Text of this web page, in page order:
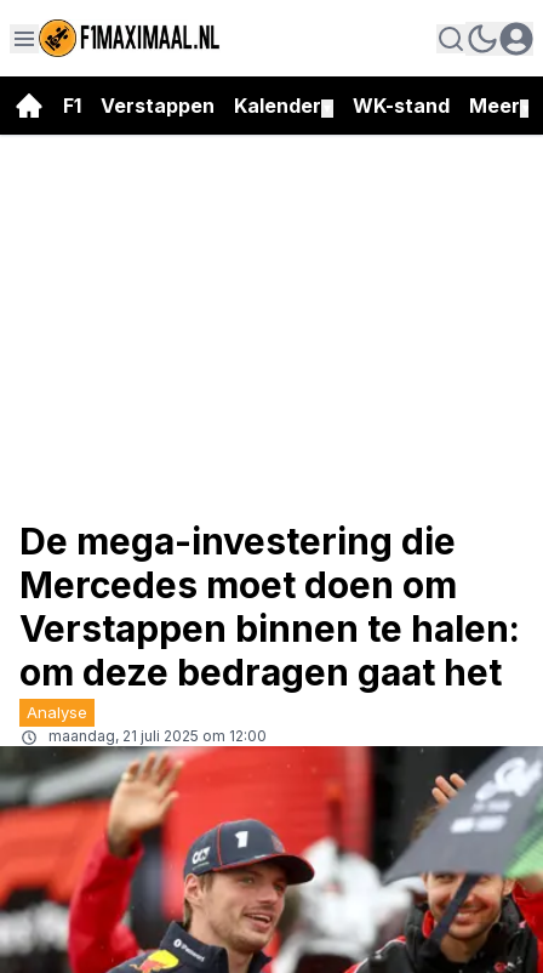
F1 Verstappen Kalender WK-stand Meer
De mega-investering die
Mercedes moet doen om
Verstappen binnen te halen:
om deze bedragen gaat het
Analyse
maandag, 21 juli 2025 om 12:00